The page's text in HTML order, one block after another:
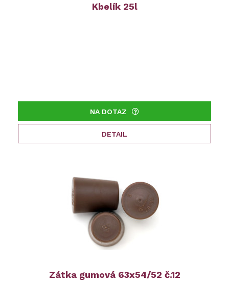
Kbelík 25l
NA DOTAZ
DETAIL
Zátka gumová 63x54/52 č.12